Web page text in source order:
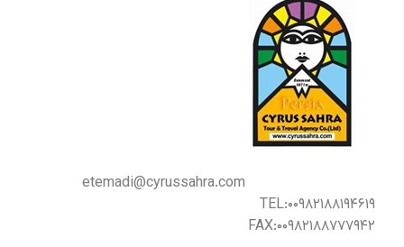
TEL:۰۰۹۸۲۱۸۸۱۹۴۶۱۹
FAX:۰۰۹۸۲۱۸۸۷۷۷۹۴۲